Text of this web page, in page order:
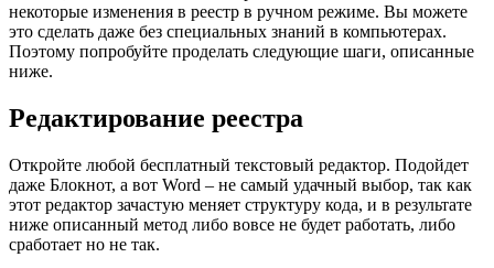
некоторые изменения в реестр в ручном режиме. Вы можете
это сделать даже без специальных знаний в компьютерах.
Поэтому попробуйте проделать следующие шаги, описанные
ниже.
Редактирование реестра
Откройте любой бесплатный текстовый редактор. Подойдет
даже Блокнот, а вот Word – не самый удачный выбор, так как
этот редактор зачастую меняет структуру кода, и в результате
ниже описанный метод либо вовсе не будет работать, либо
сработает но не так.